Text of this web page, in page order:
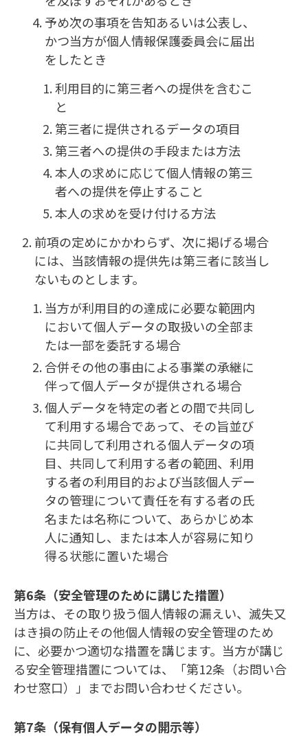
予め次の事項を告知あるいは公表し、
かつ当方が個人情報保護委員会に届出
をしたとき
利用目的に第三者への提供を含むこ
と
第三者に提供されるデータの項目
第三者への提供の手段または方法
本人の求めに応じて個人情報の第三
者への提供を停止すること
本人の求めを受け付ける方法
前項の定めにかかわらず、次に掲げる場合
には、当該情報の提供先は第三者に該当し
ないものとします。
当方が利用目的の達成に必要な範囲内
において個人データの取扱いの全部ま
たは一部を委託する場合
合併その他の事由による事業の承継に
伴って個人データが提供される場合
個人データを特定の者との間で共同し
て利用する場合であって、その旨並び
に共同して利用される個人データの項
目、共同して利用する者の範囲、利用
する者の利用目的および当該個人デー
タの管理について責任を有する者の氏
名または名称について、あらかじめ本
人に通知し、または本人が容易に知り
得る状態に置いた場合
第6条（安全管理のために講じた措置）
当方は、その取り扱う個人情報の漏えい、滅失又
はき損の防止その他個人情報の安全管理のため
に、必要かつ適切な措置を講じます。当方が講じ
る安全管理措置については、「第12条（お問い合
わせ窓口）」までお問い合わせください。
第7条（保有個人データの開示等）